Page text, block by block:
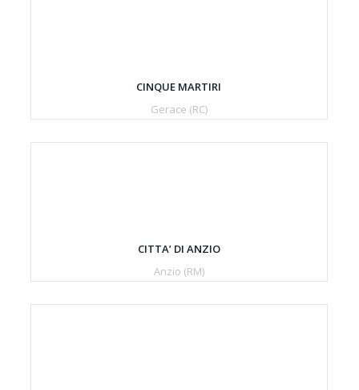
CINQUE MARTIRI
Gerace (RC)
CITTA’ DI ANZIO
Anzio (RM)